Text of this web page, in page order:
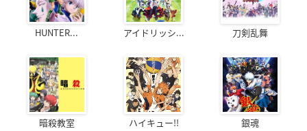
HUNTER... アイドリッシ... 刀剣乱舞
暗殺教室 ハイキュー!! 銀魂